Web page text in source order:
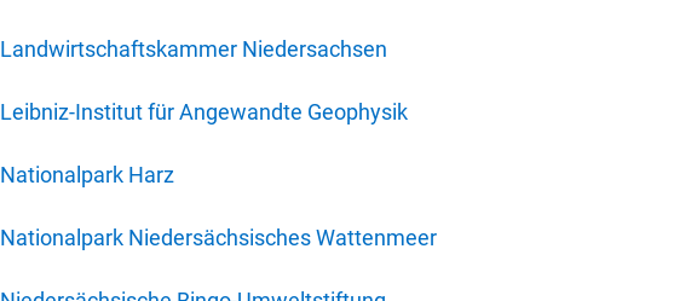
Landwirtschaftskammer Niedersachsen
Leibniz-Institut für Angewandte Geophysik
Nationalpark Harz
Nationalpark Niedersächsisches Wattenmeer